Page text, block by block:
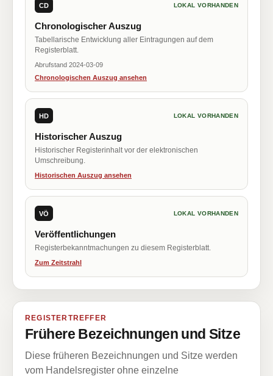
CD LOKAL VORHANDEN
Chronologischer Auszug
Tabellarische Entwicklung aller Eintragungen auf dem
Registerblatt.
Abrufstand 2024-03-09
Chronologischen Auszug ansehen
HD LOKAL VORHANDEN
Historischer Auszug
Historischer Registerinhalt vor der elektronischen
Umschreibung.
Historischen Auszug ansehen
VÖ LOKAL VORHANDEN
Veröffentlichungen
Registerbekanntmachungen zu diesem Registerblatt.
Zum Zeitstrahl
REGISTERTREFFER
Frühere Bezeichnungen und Sitze
Diese früheren Bezeichnungen und Sitze werden
vom Handelsregister ohne einzelne